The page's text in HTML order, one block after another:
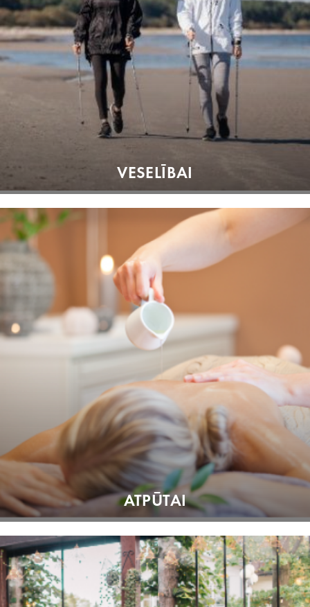
VESELĪBAI
ATPŪTAI